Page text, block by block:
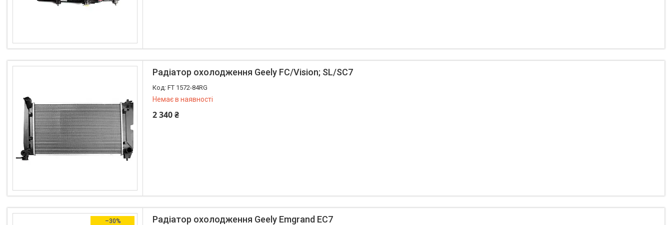
Радіатор охолодження Geely FC/Vision; SL/SC7
FT 1572-84RG
Немає в наявності
2 340 ₴
–30% Радіатор охолодження Geely Emgrand EC7